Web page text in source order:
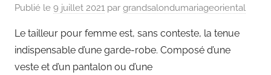
Publié le 9 juillet 2021 par grandsalondumariageoriental
Le tailleur pour femme est, sans conteste, la tenue
indispensable d’une garde-robe. Composé d’une
veste et d’un pantalon ou d’une